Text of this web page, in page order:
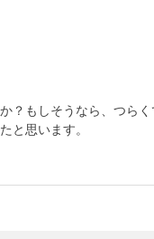
？もしそうなら、つら
と思います。